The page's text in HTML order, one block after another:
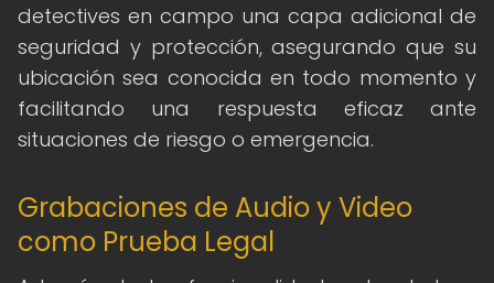
detectives en campo una capa adicional de
seguridad y protección, asegurando que su
ubicación sea conocida en todo momento y
facilitando una respuesta eficaz ante
situaciones de riesgo o emergencia.
Grabaciones de Audio y Video
como Prueba Legal